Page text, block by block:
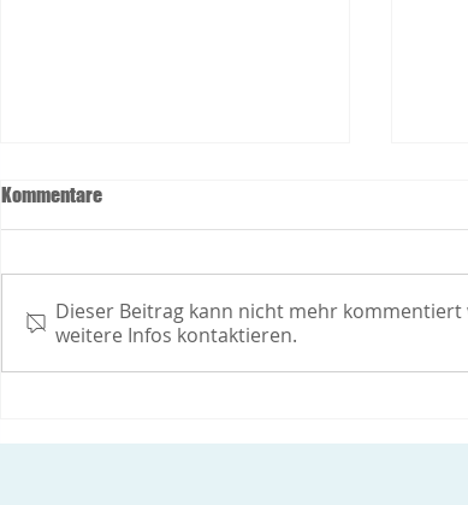
Öffnungszeiten während der
Feiertage
Gynäkologie: geschlossen
Montag 27.12.2021 und
Dienstag 28.12.2021:
Kommentare
Dieser Beitrag kann nicht mehr
weitere Infos kontaktieren.